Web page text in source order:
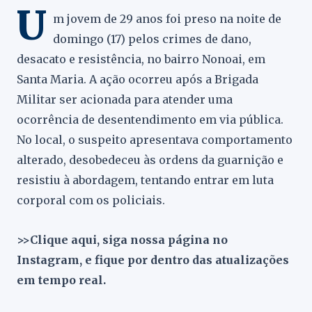
U m jovem de 29 anos foi preso na noite de
domingo (17) pelos crimes de dano,
desacato e resistência, no bairro Nonoai, em
Santa Maria. A ação ocorreu após a Brigada
Militar ser acionada para atender uma
ocorrência de desentendimento em via pública.
No local, o suspeito apresentava comportamento
alterado, desobedeceu às ordens da guarnição e
resistiu à abordagem, tentando entrar em luta
corporal com os policiais.
>>Clique aqui, siga nossa página no
Instagram, e fique por dentro das atualizações
em tempo real.